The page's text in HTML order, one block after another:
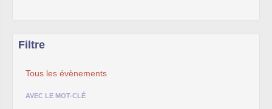
Filtre
Tous les évènements
AVEC LE MOT-CLÉ